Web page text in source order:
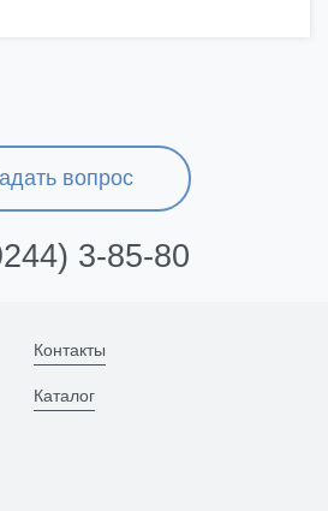
вопрос
3-85-80
Контакты
Каталог